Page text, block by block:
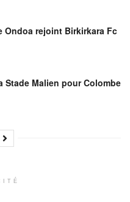
Ondoa rejoint Birkirkara Fc
Stade Malien pour Colombe